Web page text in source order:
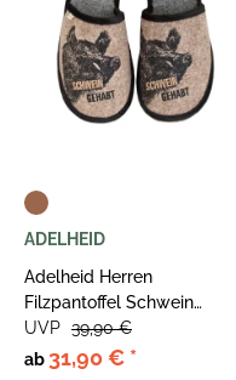
ADELHEID
Adelheid Herren
Filzpantoffel Schwein
gehabt haselnuss
ab 31,90 € *
UVP 39,90 €